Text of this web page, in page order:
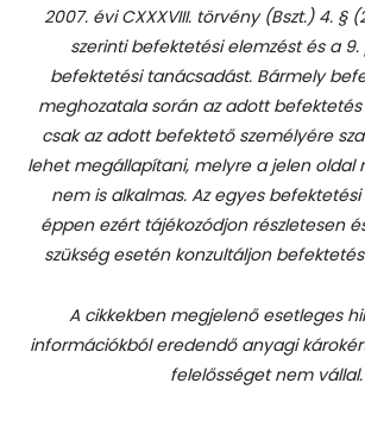
2007. évi CXXXVIII. törvény (Bszt.) 4. §
szerinti befektetési elemzést és a
befektetési tanácsadást. Bármely
meghozatala során az adott
csak az adott befektető személyére
lehet megállapítani, melyre a jelen oldal
nem is alkalmas. Az egyes
éppen ezért tájékozódjon részletesen
szükség esetén konzultáljon
A cikkekben megjelenő esetleges
információkból eredendő anyagi
felelősséget nem vállal.